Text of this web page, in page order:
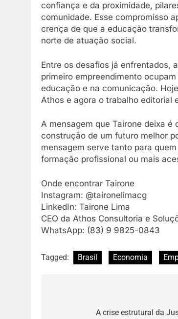
confiança e da proximidade,
comunidade. Esse compromisso
crença de que a educação
norte de atuação social.
Entre os desafios já enfrentados,
primeiro empreendimento
educação e na comunicação.
Athos e agora o trabalho editorial
A mensagem que Tairone deixa
construção de um futuro melhor
mensagem serve tanto para
formação profissional ou mais
Onde encontrar Tairone
Instagram: @taironelimacg
LinkedIn: Tairone Lima
CEO da Athos Consultoria e
WhatsApp: (83) 9 9825-0843
Tagged: Brasil Economia
A crise estrutural da